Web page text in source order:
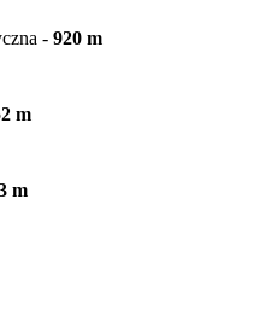
- 920m
m
m